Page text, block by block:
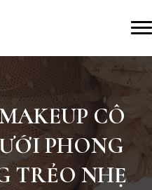
CÔ
PHONG
TRẺO NHẸ